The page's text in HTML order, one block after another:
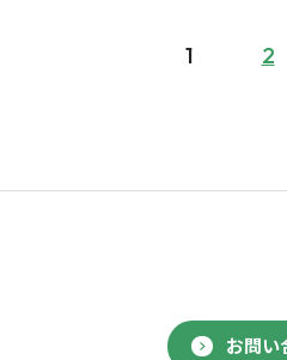
1 2
お問い